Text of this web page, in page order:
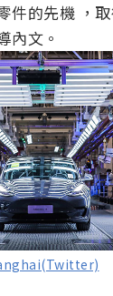
件的先機 ，
內文。